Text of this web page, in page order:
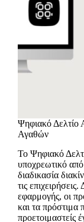
Ψηφιακό Δελτίο
Αγαθών
Το Ψηφιακό
υποχρεωτικό
διαδικασία
τις επιχειρήσεις.
εφαρμογής, οι
και τα
προετοιμαστείς